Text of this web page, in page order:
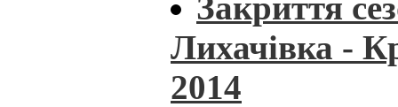
Лихачівка -
2014